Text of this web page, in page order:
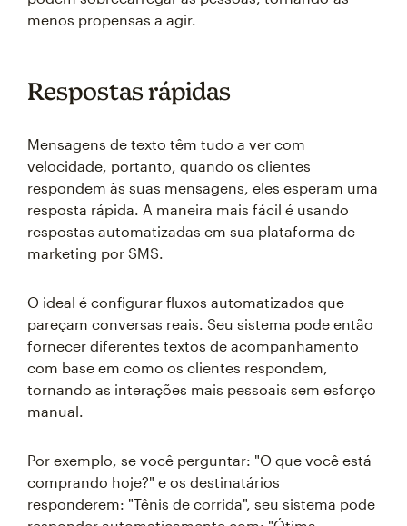
menos propensas a agir.
Respostas rápidas
Mensagens de texto têm tudo a ver com
velocidade, portanto, quando os clientes
respondem às suas mensagens, eles esperam uma
resposta rápida. A maneira mais fácil é usando
respostas automatizadas em sua plataforma de
marketing por SMS.
O ideal é configurar fluxos automatizados que
pareçam conversas reais. Seu sistema pode então
fornecer diferentes textos de acompanhamento
com base em como os clientes respondem,
tornando as interações mais pessoais sem esforço
manual.
Por exemplo, se você perguntar: "O que você está
comprando hoje?" e os destinatários
responderem: "Tênis de corrida", seu sistema pode